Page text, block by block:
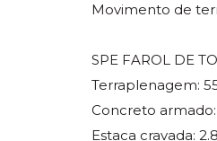
Movimento de
SPE FAROL DE
Terraplenagem:
Concreto
Estaca cravada: